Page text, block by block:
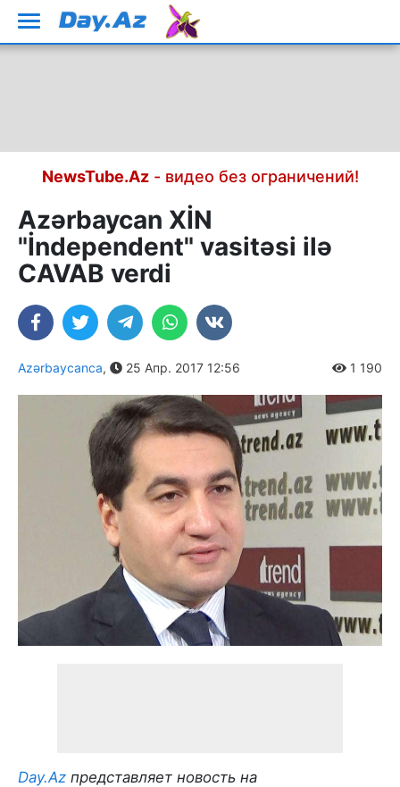
NewsTube.Az- видео без ограничений!
Azərbaycan XİN
"İndependent" vasitəsi ilə
CAVAB verdi
Azərbaycanca, 25 Апр. 2017 12:56 1 190
Day.Az представляет новость на